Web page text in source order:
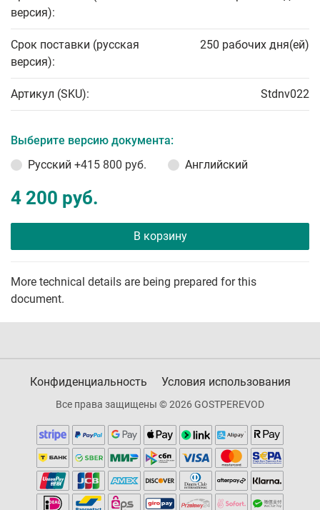
версия):
Срок поставки (русская
версия):
250 рабочих дня(ей)
Артикул (SKU): Stdnv022
Выберите версию документа:
Русский +415 800 руб. Английский
4 200 руб.
В корзину
More technical details are being prepared for this
document.
Конфиденциальность Условия использования
Все права защищены © 2026 GOSTPEREVOD